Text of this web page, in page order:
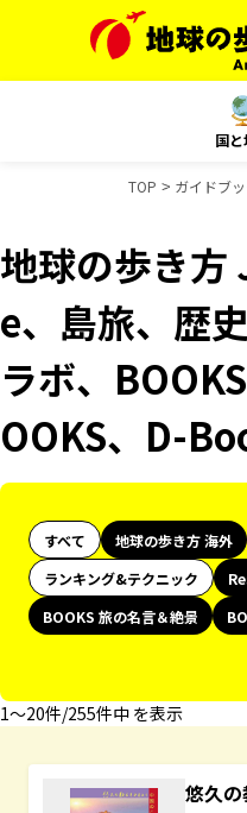
国
TOP ガイドブ
地球の歩き
e、島旅、歴
ラボ、
OOKS、D-
すべて 地球の歩き方 海外
ランキング&テクニック
BOOKS 旅の名言＆絶景
1〜20件/255件中 を表示
悠久